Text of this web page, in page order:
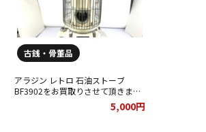
古銭・骨董品
アラジン レトロ 石油ストーブ
BF3902をお買取りさせて頂きまし
5,000円